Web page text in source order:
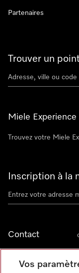
Trouver un
Miele
Trouvez votre Miele
Inscription à la
Contact
Langue
Partenaires
Vos